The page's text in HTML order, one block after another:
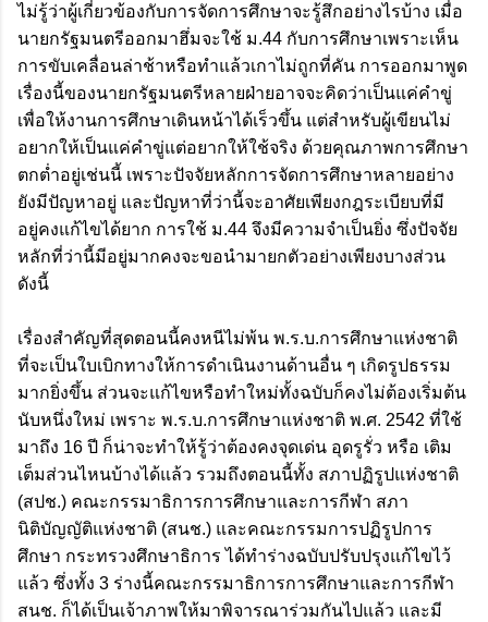
ไม่รู้ว่าผู้เกี่ยวข้องกับการจัดการศึกษาจะรู้สึกอย่างไรบ้าง เมื่อ
นายกรัฐมนตรีออกมาฮึ่มจะใช้ ม.44 กับการศึกษาเพราะเห็น
การขับเคลื่อนล่าช้าหรือทำแล้วเกาไม่ถูกที่คัน การออกมาพูด
เรื่องนี้ของนายกรัฐมนตรีหลายฝ่ายอาจจะคิดว่าเป็นแค่คำขู่
เพื่อให้งานการศึกษาเดินหน้าได้เร็วขึ้น แต่สำหรับผู้เขียนไม่
อยากให้เป็นแค่คำขู่แต่อยากให้ใช้จริง ด้วยคุณภาพการศึกษา
ตกต่ำอยู่เช่นนี้ เพราะปัจจัยหลักการจัดการศึกษาหลายอย่าง
ยังมีปัญหาอยู่ และปัญหาที่ว่านี้จะอาศัยเพียงกฎระเบียบที่มี
อยู่คงแก้ไขได้ยาก การใช้ ม.44 จึงมีความจำเป็นยิ่ง ซึ่งปัจจัย
หลักที่ว่านี้มีอยู่มากคงจะขอนำมายกตัวอย่างเพียงบางส่วน
ดังนี้
เรื่องสำคัญที่สุดตอนนี้คงหนีไม่พ้น พ.ร.บ.การศึกษาแห่งชาติ
ที่จะเป็นใบเบิกทางให้การดำเนินงานด้านอื่น ๆ เกิดรูปธรรม
มากยิ่งขึ้น ส่วนจะแก้ไขหรือทำใหม่ทั้งฉบับก็คงไม่ต้องเริ่มต้น
นับหนึ่งใหม่ เพราะ พ.ร.บ.การศึกษาแห่งชาติ พ.ศ. 2542 ที่ใช้
มาถึง 16 ปี ก็น่าจะทำให้รู้ว่าต้องคงจุดเด่น อุดรูรั่ว หรือ เติม
เต็มส่วนไหนบ้างได้แล้ว รวมถึงตอนนี้ทั้ง สภาปฏิรูปแห่งชาติ
(สปช.) คณะกรรมาธิการการศึกษาและการกีฬา สภา
นิติบัญญัติแห่งชาติ (สนช.) และคณะกรรมการปฏิรูปการ
ศึกษา กระทรวงศึกษาธิการ ได้ทำร่างฉบับปรับปรุงแก้ไขไว้
แล้ว ซึ่งทั้ง 3 ร่างนี้คณะกรรมาธิการการศึกษาและการกีฬา
สนช. ก็ได้เป็นเจ้าภาพให้มาพิจารณาร่วมกันไปแล้ว และมี